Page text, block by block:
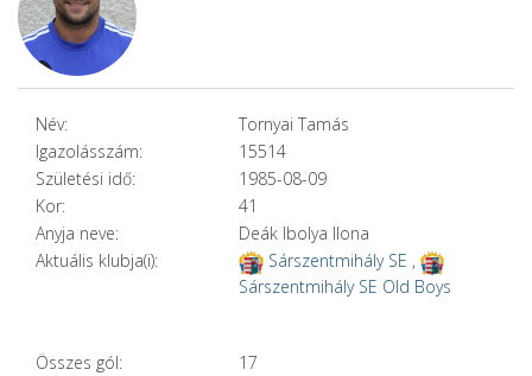
Név:
Tornyai Tamás
Igazolásszám:
15514
Születési idő:
1985-08-09
Kor:
41
Anyja neve:
Deák Ibolya Ilona
Aktuális klubja(i):
Sárszentmihály SE ,
Sárszentmihály SE Old Boys
Összes gól:
17